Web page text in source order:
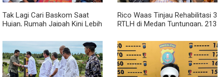
Tak Lagi Cari Baskom Saat
Hujan, Rumah Jaipah Kini Lebih
Rico Waas Tinjau Rehabilitasi 3
RTLH di Medan Tuntungan, 213